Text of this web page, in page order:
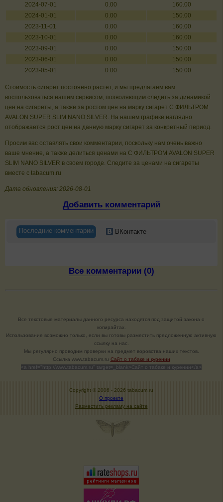
2024-07-01
0.00
160.00
2024-01-01
0.00
150.00
2023-11-01
0.00
160.00
2023-10-01
0.00
160.00
2023-09-01
0.00
150.00
2023-06-01
0.00
150.00
2023-05-01
0.00 150.00
Стоимость сигарет постоянно растет, и мы предлагаем вам
воспользоваться нашим сервисом, позволяющим следить за динамикой
цен на сигареты, а также за ростом цен на марку сигарет C ФИЛЬТРОМ
AVALON SUPER SLIM NANO SILVER. На нашем графике наглядно
отображается рост цен на данную марку сигарет за конкретный период.
Просим вас оставлять свои комментарии, поскольку нам очень важно
ваше мнение, а также делиться ценами на C ФИЛЬТРОМ AVALON SUPER
SLIM NANO SILVER в своем городе. Следите за ценами на сигареты
вместе с tabacum.ru
Дата обновления: 2026-08-01
Добавить комментарий
Последние комментарии ВКонтакте
Все комментарии (0)
Все текстовые материалы данного ресурса находятся под защитой закона о
копирайтах.
Использование возможно только, если вы готовы разместить предложенную активную
ссылку на нас.
Мы регулярно проводим проверки на предмет воровства наших текстов.
Cсылка www.tabacum.ru Сайт о табаке и курении
<a href="http://www.tabacum.ru" target=_blank>Сайт о табаке и курении</a>
Copyright © 2006 - 2026 tabacum.ru
О проекте
Разместить рекламу на сайте